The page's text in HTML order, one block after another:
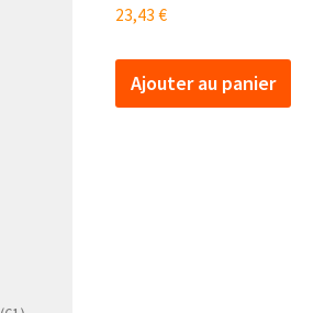
23,43€
Ajouter au panier